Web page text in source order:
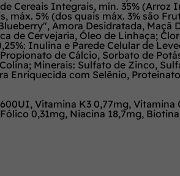
Cereais Integrais, mín. 35%
5% (dos quais máx. 3% são
Amora Desidratada, Maçã
de Cervejaria, Óleo de Linhaça;
Inulina e Parede Celular de
de Cálcio, Sorbato de
Minerais: Sulfato de Zinco,
Enriquecida com Selênio,
Vitamina K3 0,77mg,
0,31mg, Niacina 18,7mg,